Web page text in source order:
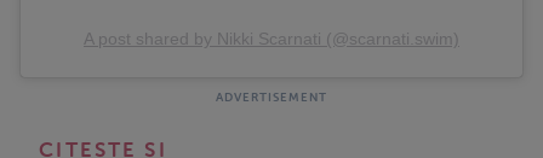
A post shared by Nikki Scarnati (@scarnati.swim)